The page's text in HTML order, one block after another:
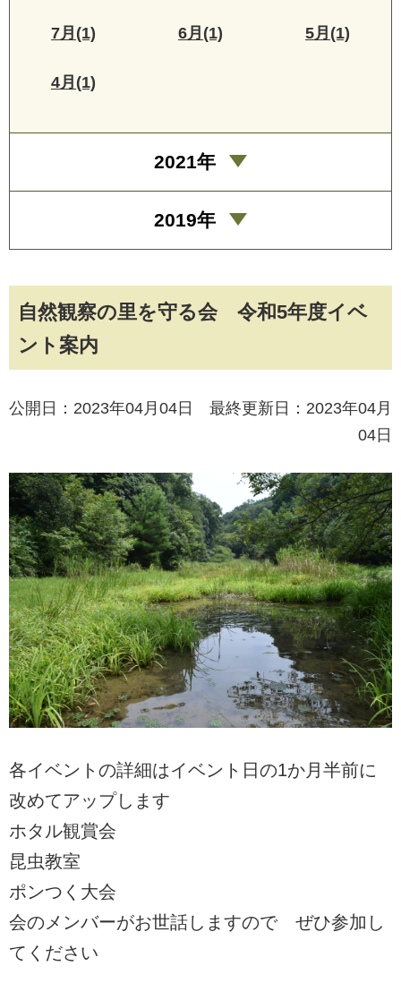
自然観察の里を守る会 令和5年度イベ
ント案内
公開日：2023年04月04日 最終更新日：2023年04月
04日
各イベントの詳細はイベント日の1か月半前に
改めてアップします
ホタル観賞会
昆虫教室
ポンつく大会
会のメンバーがお世話しますので ぜひ参加し
てください
7月(1) 6月(1) 5月(1)
4月(1)
2021年
2019年